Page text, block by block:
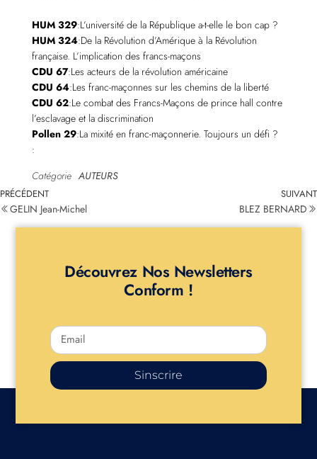
HUM 329:L’université de la République a-t-elle le bon cap ?
HUM 324:De la Révolution d’Amérique à la Révolution
française. L’implication des francs-maçons
CDU 67:Les acteurs de la révolution américaine
CDU 64:Les franc-maçonnes sur les chemins de la liberté
CDU 62:Le combat des Francs-Maçons de prince hall contre
l’esclavage et la discrimination
Pollen 29:La mixité en franc-maçonnerie. Toujours un défi ?
:
Catégorie AUTEURS
PRÉCÉDENT
GELIN Jean-Michel
SUIVANT
BLEZ BERNARD
Découvrez Nos Newsletters
Conform !
Sinscrire